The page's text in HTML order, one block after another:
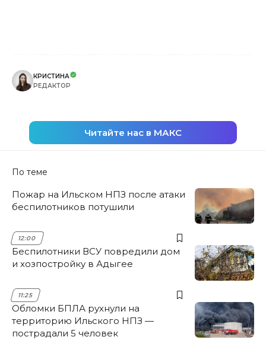
КРИСТИНА
РЕДАКТОР
Читайте нас в МАКС
По теме
Пожар на Ильском НПЗ после атаки
беспилотников потушили
12:00
Беспилотники ВСУ повредили дом
и хозпостройку в Адыгее
11:25
Обломки БПЛА рухнули на
территорию Ильского НПЗ —
пострадали 5 человек